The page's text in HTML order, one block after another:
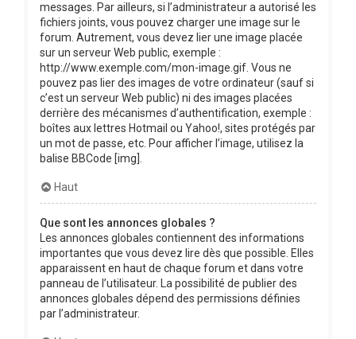
messages. Par ailleurs, si l’administrateur a autorisé les
fichiers joints, vous pouvez charger une image sur le
forum. Autrement, vous devez lier une image placée
sur un serveur Web public, exemple :
http://www.exemple.com/mon-image.gif. Vous ne
pouvez pas lier des images de votre ordinateur (sauf si
c’est un serveur Web public) ni des images placées
derrière des mécanismes d’authentification, exemple :
boîtes aux lettres Hotmail ou Yahoo!, sites protégés par
un mot de passe, etc. Pour afficher l’image, utilisez la
balise BBCode [img].
Haut
Que sont les annonces globales ?
Les annonces globales contiennent des informations
importantes que vous devez lire dès que possible. Elles
apparaissent en haut de chaque forum et dans votre
panneau de l’utilisateur. La possibilité de publier des
annonces globales dépend des permissions définies
par l’administrateur.